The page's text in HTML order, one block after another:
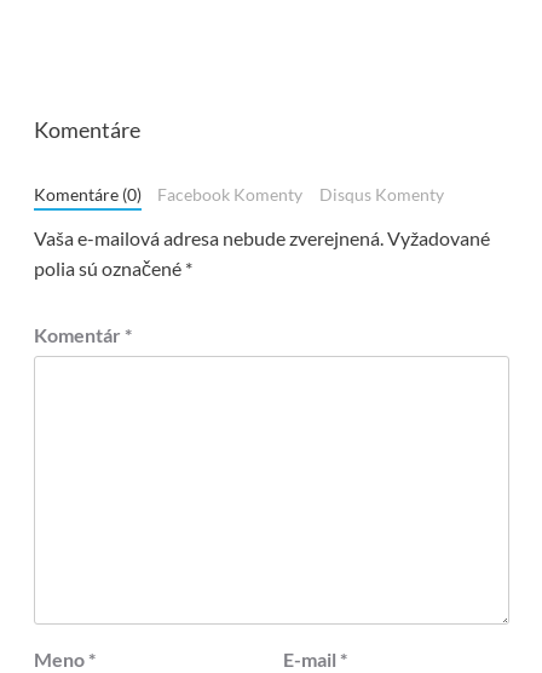
Komentáre
Komentáre (0) Facebook Komenty Disqus Komenty
Vaša e-mailová adresa nebude zverejnená.Vyžadované
polia sú označené *
Komentár *
Meno * E-mail *